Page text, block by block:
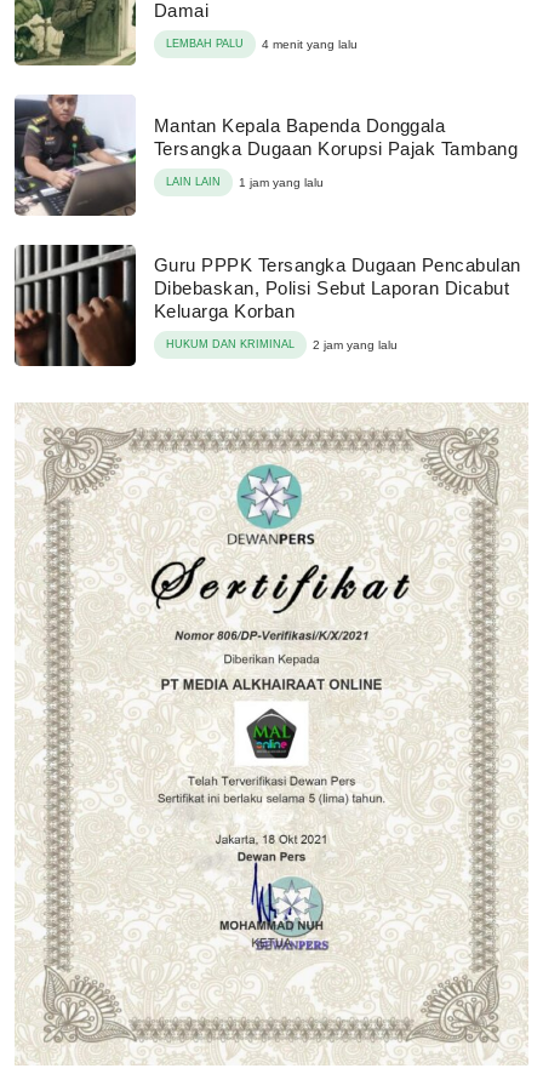
Damai
LEMBAH PALU 4 menit yang lalu
Mantan Kepala Bapenda Donggala
Tersangka Dugaan Korupsi Pajak Tambang
LAIN LAIN 1 jam yang lalu
Guru PPPK Tersangka Dugaan Pencabulan
Dibebaskan, Polisi Sebut Laporan Dicabut
Keluarga Korban
HUKUM DAN KRIMINAL 2 jam yang lalu